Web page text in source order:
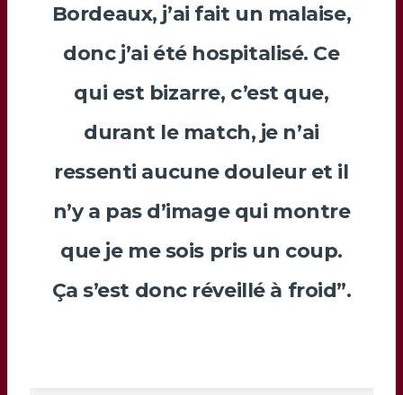
Bordeaux, j’ai fait un malaise,
donc j’ai été hospitalisé. Ce
qui est bizarre, c’est que,
durant le match, je n’ai
ressenti aucune douleur et il
n’y a pas d’image qui montre
que je me sois pris un coup.
Ça s’est donc réveillé à froid”.